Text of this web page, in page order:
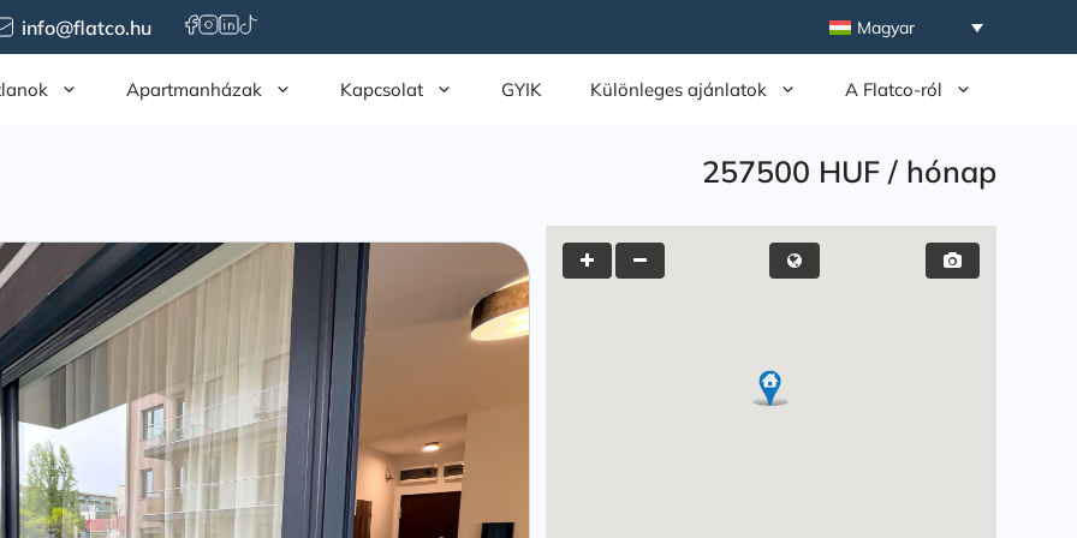
info@flatco.hu Magyar
Apartmanházak Kapcsolat GYIK Különleges ajánlatok A Flatco-ról
257500 HUF / hónap